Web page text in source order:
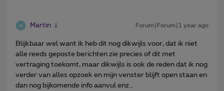
Martin Forum|Forum|1 year ago
Blijkbaar wel want ik heb dit nog dikwijls voor, dat ik niet
alle reeds geposte berichten zie precies of dit met
vertraging toekomt, maar dikwijls is ook de reden dat ik nog
verder van alles opzoek en mijn venster blijft open staan en
dan nog bijkomende info aanvul enz…